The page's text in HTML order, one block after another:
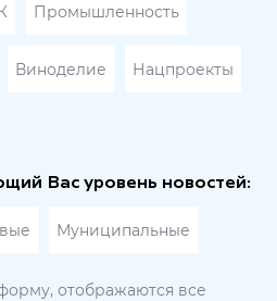
Промышленность
Виноделие Нацпроекты
Вас уровень новостей:
Муниципальные
отображаются все